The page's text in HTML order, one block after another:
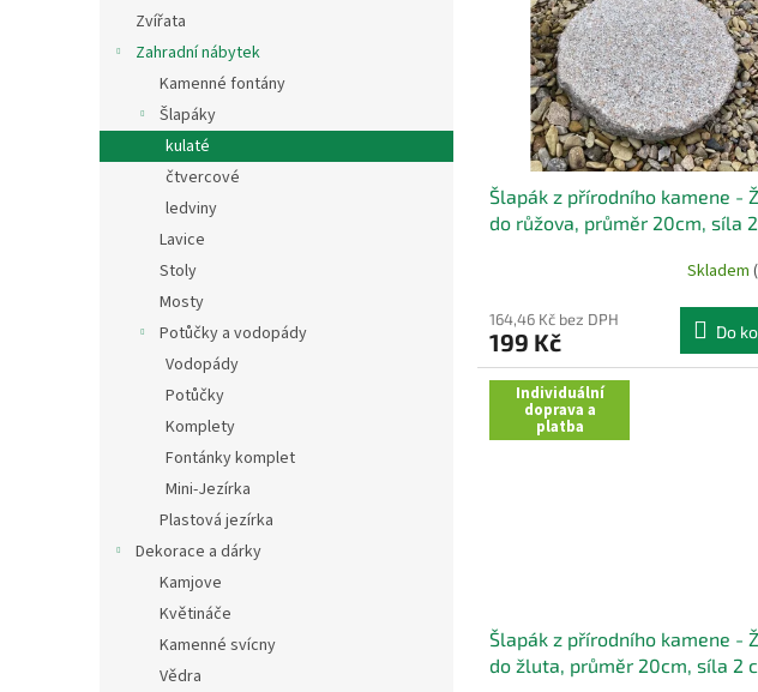
Zvířata
Zahradní nábytek
Kamenné fontány
Šlapáky
kulaté
čtvercové
ledviny
Lavice
Stoly
Mosty
Potůčky a vodopády
Vodopády
Potůčky
Komplety
Fontánky komplet
Mini-Jezírka
Plastová jezírka
Dekorace a dárky
Kamjove
Květináče
Kamenné svícny
Vědra
Šlapák z přírodního kamene -
do růžova, průměr 20cm, síla
Skladem
164,46 Kč bez DPH
199 Kč Do
Individuální
doprava a
platba
Šlapák z přírodního kamene -
do žluta, průměr 20cm, síla 2